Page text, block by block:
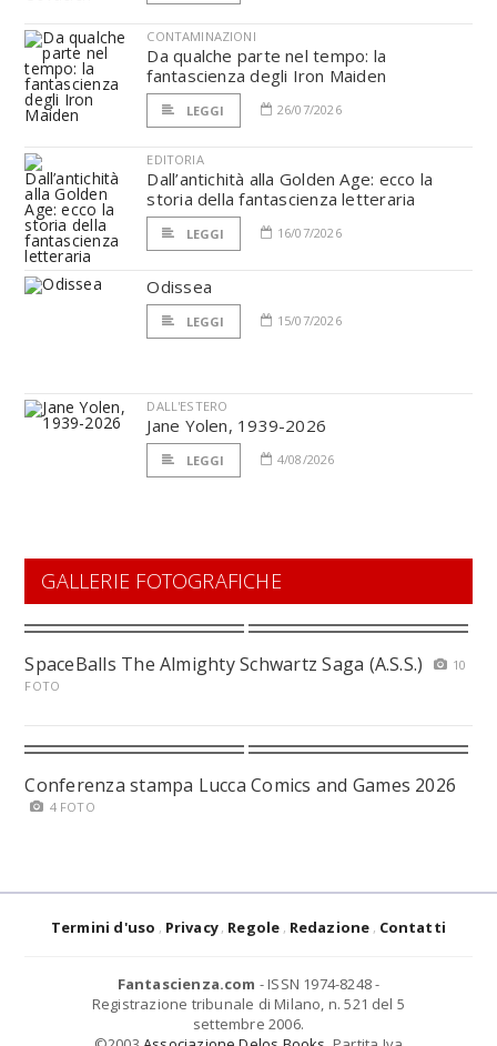
CONTAMINAZIONI
Da qualche parte nel tempo: la
fantascienza degli Iron Maiden
LEGGI 26/07/2026
EDITORIA
Dall’antichità alla Golden Age: ecco la
storia della fantascienza letteraria
LEGGI 16/07/2026
Odissea
LEGGI 15/07/2026
DALL'ESTERO
Jane Yolen, 1939-2026
LEGGI 4/08/2026
GALLERIE FOTOGRAFICHE
SpaceBalls The Almighty Schwartz Saga (A.S.S.)
10
FOTO
Conferenza stampa Lucca Comics and Games 2026
4 FOTO
Termini d'uso Privacy Regole Redazione Contatti
Fantascienza.com - ISSN 1974-8248 -
Registrazione tribunale di Milano, n. 521 del 5
settembre 2006.